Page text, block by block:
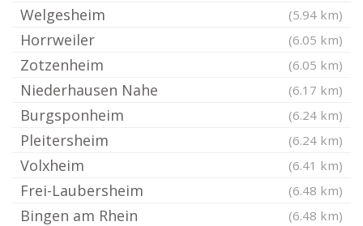
Welgesheim (5.94 km)
Horrweiler (6.05 km)
Zotzenheim (6.05 km)
Niederhausen Nahe (6.17 km)
Burgsponheim (6.24 km)
Pleitersheim (6.24 km)
Volxheim (6.41 km)
Frei-Laubersheim (6.48 km)
Bingen am Rhein (6.48 km)